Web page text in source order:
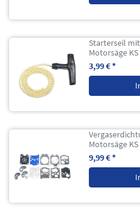
Starterseil
Motorsäge KS
3,99 € *
Motorsäge KS
9,99 € *